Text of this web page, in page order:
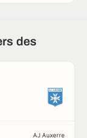
des
AJ Auxerre